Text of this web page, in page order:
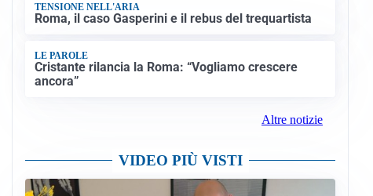
TENSIONE NELL'ARIA
Roma, il caso Gasperini e il rebus del trequartista
LE PAROLE
Cristante rilancia la Roma: “Vogliamo crescere
ancora”
Altre notizie
VIDEO PIÙ VISTI